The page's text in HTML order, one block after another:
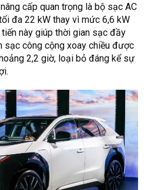
cấp quan trọng là bộ sạc AC
đa 22 kW thay vì mức 6,6 kW
này giúp thời gian sạc đầy
sạc công cộng xoay chiều được
2,2 giờ, loại bỏ đáng kể sự